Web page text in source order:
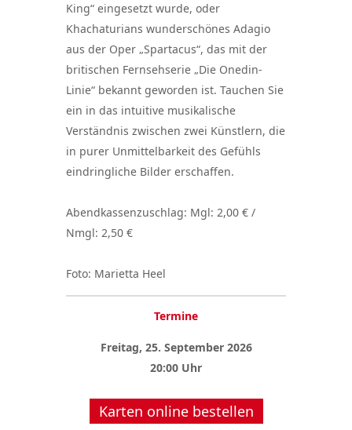
King“ eingesetzt wurde, oder
Khachaturians wunderschönes Adagio
aus der Oper „Spartacus“, das mit der
britischen Fernsehserie „Die Onedin-
Linie“ bekannt geworden ist. Tauchen Sie
ein in das intuitive musikalische
Verständnis zwischen zwei Künstlern, die
in purer Unmittelbarkeit des Gefühls
eindringliche Bilder erschaffen.
Abendkassenzuschlag: Mgl: 2,00 € /
Nmgl: 2,50 €
Foto: Marietta Heel
Termine
Freitag, 25. September 2026
20:00 Uhr
Karten online bestellen